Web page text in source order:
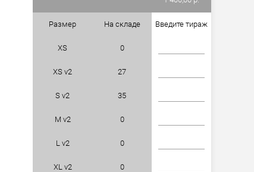
Размер На складе Введите тираж
XS 0
XS v2 27
S v2 35
M v2 0
L v2 0
XL v2 0